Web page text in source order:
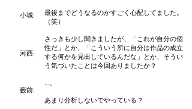
最後までどうなるのかすごく心配してました。
（笑）
さっきも少し聞きましたが、「これが自分の個
性だ」とか、「こういう所に自分は作品の成立
する何かを見出しているんだな」とか、そうい
う気づいたことは今回ありましたか？
…。
あまり分析しないでやっている？
小城:
河西:
藪前: